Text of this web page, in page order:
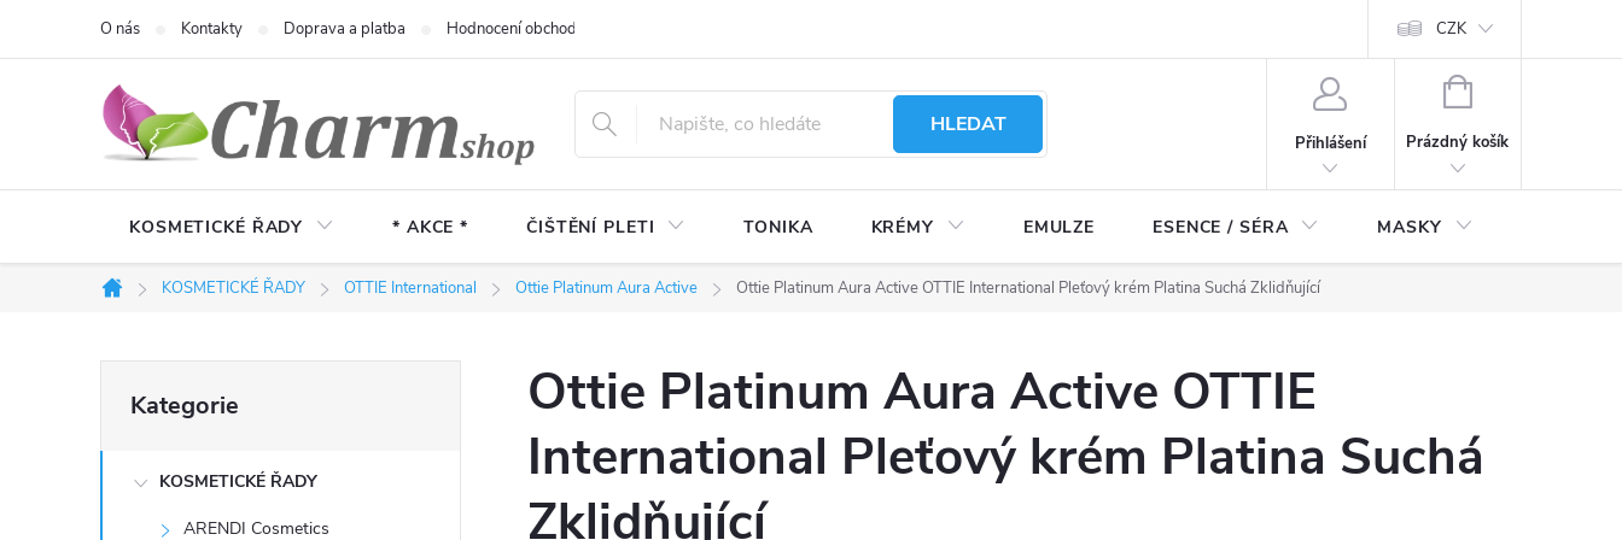
O nás Kontakty Doprava a platba Hodnocení obchodu CZK
HLEDAT
Přihlášení
NÁKUPNÍ
Prázdný košík
KOSMETICKÉ ŘADY * AKCE * ČIŠTĚNÍ PLETI TONIKA KRÉMY EMULZE ESENCE / SÉRA MASKY
Domů
KOSMETICKÉ ŘADY OTTIE International Ottie Platinum Aura Active Ottie Platinum Aura Active OTTIE International Pleťový krém Platina Suchá Zklidňující
o
kategorie
Kategorie
KOSMETICKÉ ŘADY
ARENDI Cosmetics
Ottie Platinum Aura Active OTTIE
International Pleťový krém Platina Suchá
Zklidňující